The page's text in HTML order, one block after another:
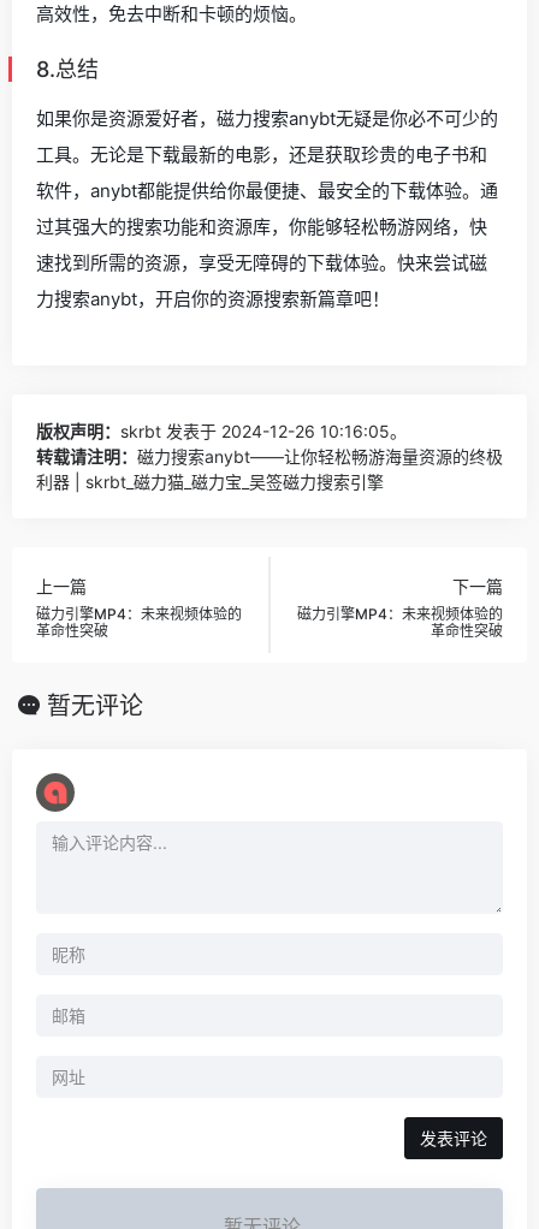
高效性，免去中断和卡顿的烦恼。
8.总结
如果你是资源爱好者，磁力搜索anybt无疑是你必不可少的
工具。无论是下载最新的电影，还是获取珍贵的电子书和
软件，anybt都能提供给你最便捷、最安全的下载体验。通
过其强大的搜索功能和资源库，你能够轻松畅游网络，快
速找到所需的资源，享受无障碍的下载体验。快来尝试磁
力搜索anybt，开启你的资源搜索新篇章吧！
版权声明： skrbt 发表于 2024-12-26 10:16:05。
转载请注明： 磁力搜索anybt——让你轻松畅游海量资源的终极
利器 | skrbt_磁力猫_磁力宝_吴签磁力搜索引擎
上一篇
磁力引擎MP4：未来视频体验的
革命性突破
下一篇
磁力引擎MP4：未来视频体验的
革命性突破
暂无评论